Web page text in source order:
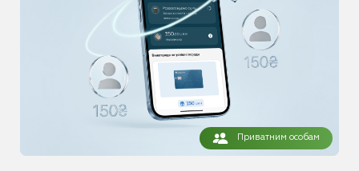
Приватним особам